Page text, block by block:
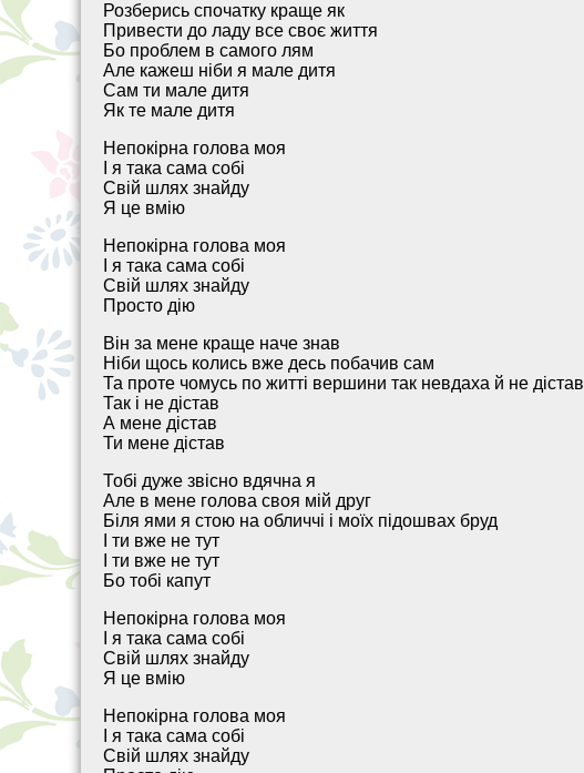
Розберись спочатку краще як
Привести до ладу все своє життя
Бо проблем в самого лям
Але кажеш ніби я мале дитя
Сам ти мале дитя
Як те мале дитя
Непокірна голова моя
І я така сама собі
Свій шлях знайду
Я це вмію
Непокірна голова моя
І я така сама собі
Свій шлях знайду
Просто дію
Він за мене краще наче знав
Ніби щось колись вже десь побачив сам
Та проте чомусь по житті вершини так невдаха й не дістав
Так і не дістав
А мене дістав
Ти мене дістав
Тобі дуже звісно вдячна я
Але в мене голова своя мій друг
Біля ями я стою на обличчі і моїх підошвах бруд
І ти вже не тут
І ти вже не тут
Бо тобі капут
Непокірна голова моя
І я така сама собі
Свій шлях знайду
Я це вмію
Непокірна голова моя
І я така сама собі
Свій шлях знайду